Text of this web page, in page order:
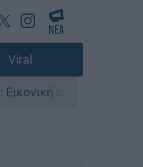
Viral
αερομαχία ανάμεσα